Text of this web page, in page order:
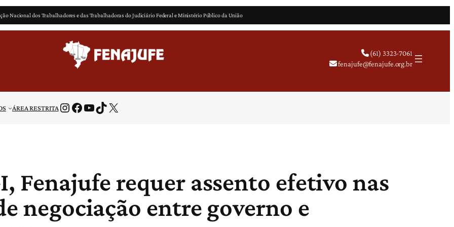
Nacional dos Trabalhadores e das Trabalhadoras do Judiciário Federal e Ministério Público da União
(61) 3323-7061
fenajufe@fenajufe.org.br
ÁREA RESTRITAInstagram Facebook Youtube TikTok X
Fenajufe requer assento efetivo nas
negociação entre governo e